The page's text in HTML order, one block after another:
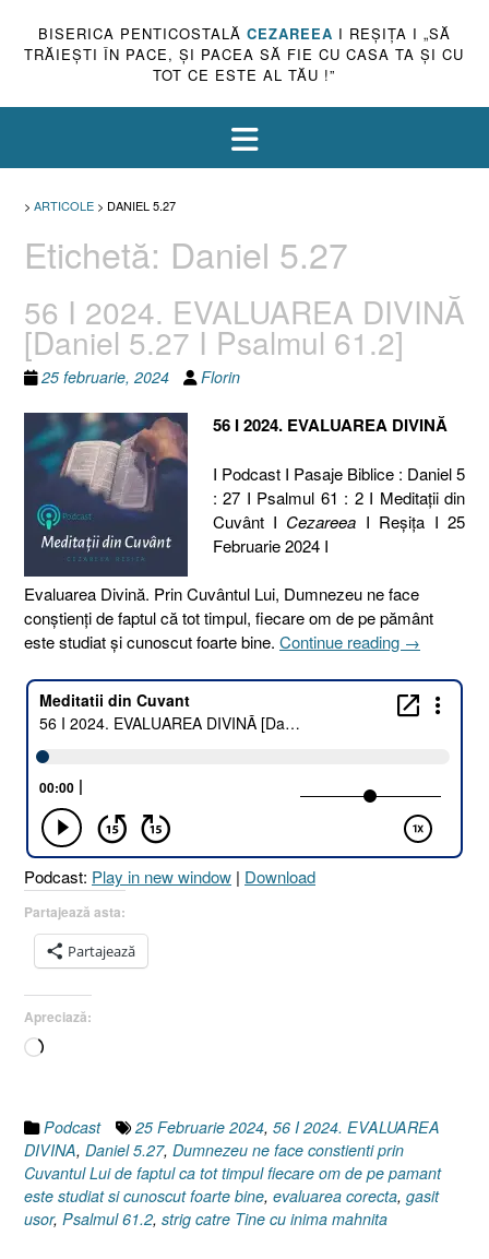
BISERICA PENTICOSTALĂ CEZAREEA I REŞIŢA I „SĂ
TRĂIEŞTI ÎN PACE, ŞI PACEA SĂ FIE CU CASA TA ŞI CU
TOT CE ESTE AL TĂU !”
> ARTICOLE > DANIEL 5.27
Etichetă: Daniel 5.27
56 I 2024. EVALUAREA DIVINĂ
[Daniel 5.27 I Psalmul 61.2]
25 februarie, 2024 Florin
56 I 2024. EVALUAREA DIVINĂ
I Podcast I Pasaje Biblice : Daniel 5
: 27 I Psalmul 61 : 2 I Meditaţii din
Cuvânt I Cezareea I Reşiţa I 25
Februarie 2024 I
Evaluarea Divină. Prin Cuvântul Lui, Dumnezeu ne face
conștienți de faptul că tot timpul, fiecare om de pe pământ
este studiat și cunoscut foarte bine. Continue reading „56
2024.
Psalmul
61.2]”
→
Podcast: Play in new window | Download
Partajează asta:
Partajează
Apreciază:
Încarc...
Podcast 25 Februarie 2024, 56 I 2024. EVALUAREA
DIVINA, Daniel 5.27, Dumnezeu ne face constienti prin
Cuvantul Lui de faptul ca tot timpul fiecare om de pe pamant
este studiat si cunoscut foarte bine, evaluarea corecta, gasit
usor, Psalmul 61.2, strig catre Tine cu inima mahnita